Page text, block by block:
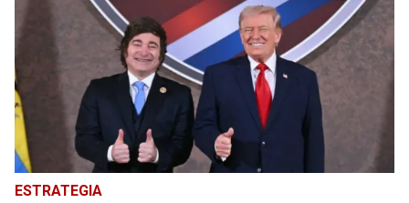
ESTRATEGIA